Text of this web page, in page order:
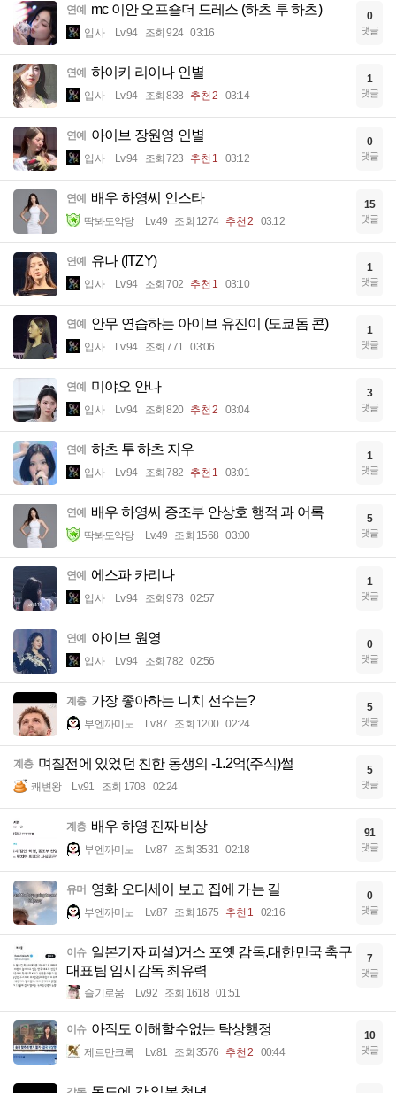
연예 mc 이안 오프숄더 드레스 (하츠 투 하츠)
입사 Lv.94 조회 924 03:16
0
댓글
연예 하이키 리이나 인별
입사 Lv.94 조회 838 추천 2 03:14
1
댓글
연예 아이브 장원영 인별
입사 Lv.94 조회 723 추천 1 03:12
0
댓글
연예 배우 하영씨 인스타
딱봐도악당 Lv.49 조회 1274 추천 2 03:12
15
댓글
연예 유나 (ITZY)
입사 Lv.94 조회 702 추천 1 03:10
1
댓글
연예 안무 연습하는 아이브 유진이 (도쿄돔 콘)
입사 Lv.94 조회 771 03:06
1
댓글
연예 미야오 안나
입사 Lv.94 조회 820 추천 2 03:04
3
댓글
연예 하츠 투 하츠 지우
입사 Lv.94 조회 782 추천 1 03:01
1
댓글
연예 배우 하영씨 증조부 안상호 행적 과 어록
딱봐도악당 Lv.49 조회 1568 03:00
5
댓글
연예 에스파 카리나
입사 Lv.94 조회 978 02:57
1
댓글
연예 아이브 원영
입사 Lv.94 조회 782 02:56
0
댓글
계층 가장 좋아하는 니치 선수는?
부엔까미노 Lv.87 조회 1200 02:24
5
댓글
계층 며칠전에 있었던 친한 동생의 -1.2억(주식)썰
쾌변왕 Lv.91 조회 1708 02:24
5
댓글
계층 배우 하영 진짜 비상
부엔까미노 Lv.87 조회 3531 02:18
91
댓글
유머 영화 오디세이 보고 집에 가는 길
부엔까미노 Lv.87 조회 1675 추천 1 02:16
0
댓글
이슈 일본기자 피셜)거스 포옛 감독,대한민국 축구
대표팀 임시감독 최유력
슬기로움 Lv.92 조회 1618 01:51
7
댓글
이슈 아직도 이해할수없는 탁상행정
제르만크록 Lv.81 조회 3576 추천 2 00:44
10
댓글